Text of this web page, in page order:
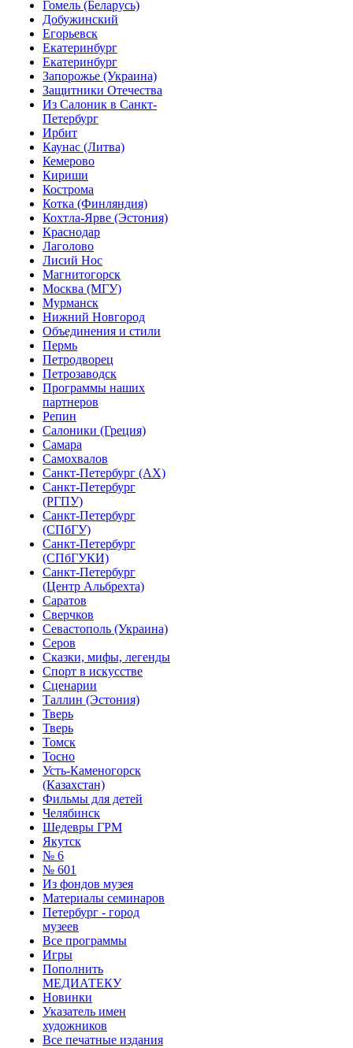
Гомель (Беларусь)
Добужинский
Егорьевск
Екатеринбург
Екатеринбург
Запорожье (Украина)
Защитники Отечества
Из Салоник в Санкт-
Петербург
Ирбит
Каунас (Литва)
Кемерово
Кириши
Кострома
Котка (Финляндия)
Кохтла-Ярве (Эстония)
Краснодар
Лаголово
Лисий Нос
Магнитогорск
Москва (МГУ)
Мурманск
Нижний Новгород
Объединения и стили
Пермь
Петродворец
Петрозаводск
Программы наших
партнеров
Репин
Салоники (Греция)
Самара
Самохвалов
Санкт-Петербург (АХ)
Санкт-Петербург
(РГПУ)
Санкт-Петербург
(СПбГУ)
Санкт-Петербург
(СПбГУКИ)
Санкт-Петербург
(Центр Альбрехта)
Саратов
Сверчков
Севастополь (Украина)
Серов
Сказки, мифы, легенды
Спорт в искусстве
Сценарии
Таллин (Эстония)
Тверь
Тверь
Томск
Тосно
Усть-Каменогорск
(Казахстан)
Фильмы для детей
Челябинск
Шедевры ГРМ
Якутск
№ 6
№ 601
Из фондов музея
Материалы семинаров
Петербург - город
музеев
Все программы
Игры
Пополнить
МЕДИАТЕКУ
Новинки
Указатель имен
художников
Все печатные издания